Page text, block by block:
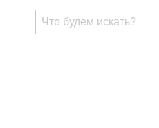
Поиск
каталогу